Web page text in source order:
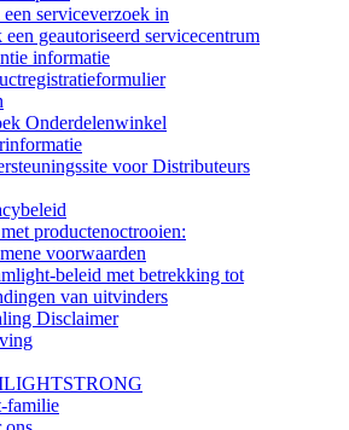
serviceverzoek in
een geautoriseerd servicecentrum
informatie
Onderdelenwinkel
voor Distributeurs
productenoctrooien:
voorwaarden
beleid met betrekking tot
van uitvinders
Disclaimer
familie